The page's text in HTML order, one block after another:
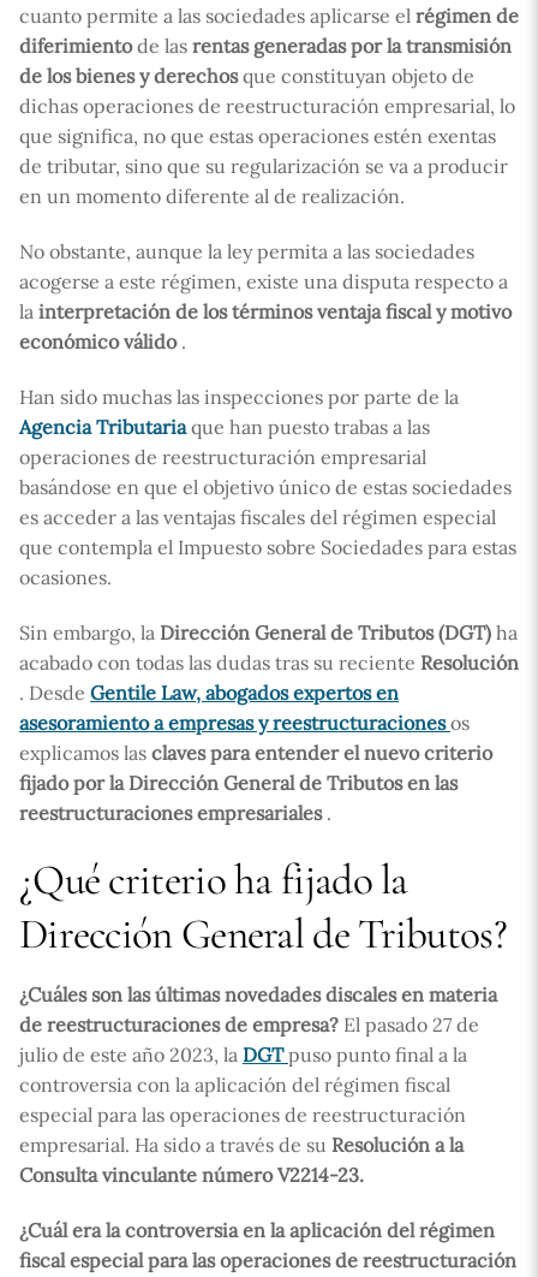
cuanto permite a las sociedades aplicarse el régimen de
diferimientode las rentas generadas por la transmisión
de los bienes y derechosque constituyan objeto de
dichas operaciones de reestructuración empresarial, lo
que significa, no que estas operaciones estén exentas
de tributar, sino que su regularización se va a producir
en un momento diferente al de realización.
No obstante, aunque la ley permita a las sociedades
acogerse a este régimen, existe una disputa respecto a
la interpretación de los términos ventaja fiscal y motivo
económico válido .
Han sido muchas las inspecciones por parte de la
Agencia Tributariaque han puesto trabas a las
operaciones de reestructuración empresarial
basándose en que el objetivo único de estas sociedades
es acceder a las ventajas fiscales del régimen especial
que contempla el Impuesto sobre Sociedades para estas
ocasiones.
Sin embargo, la Dirección General de Tributos (DGT) ha
acabado con todas las dudas tras su reciente Resolución
. Desde Gentile Law, abogados expertos en
asesoramiento a empresas y reestructuracionesos
explicamos las claves para entender el nuevo criterio
fijado por la Dirección General de Tributos en las
reestructuraciones empresariales .
¿Qué criterio ha fijado la
Dirección General de Tributos?
¿Cuáles son las últimas novedades discales en materia
de reestructuraciones de empresa? El pasado 27 de
julio de este año 2023, la DGTpuso punto final a la
controversia con la aplicación del régimen fiscal
especial para las operaciones de reestructuración
empresarial. Ha sido a través de su Resolución a la
Consulta vinculante número V2214-23.
¿Cuál era la controversia en la aplicación del régimen
fiscal especial para las operaciones de reestructuración